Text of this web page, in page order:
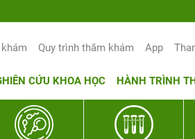
Quy trình thăm khám App
CỨU KHOA HỌC HÀNH TRÌNH